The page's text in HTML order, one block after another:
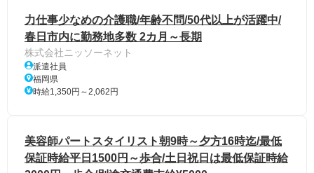
力仕事少なめの介護職/年齢不問/50代以上が活躍中/
春日市内に勤務地多数 2カ月～長期
株式会社ニッソーネット
派遣社員
福岡県
時給1,350円～2,062円
美容師パートスタイリスト朝9時～夕方16時迄/最低
保証時給平日1500円～歩合/土日祝日は最低保証時給